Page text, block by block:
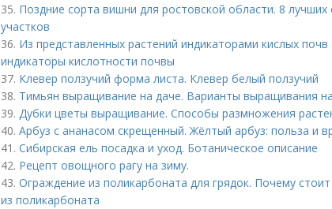
35. Поздние сорта вишни для ростовской области. 8
участков
36. Из представленных растений индикаторами кислых
индикаторы кислотности почвы
37. Клевер ползучий форма листа. Клевер белый ползучий
38. Тимьян выращивание на даче. Варианты выращивания
39. Дубки цветы выращивание. Способы размножения
40. Арбуз с ананасом скрещенный. Жёлтый арбуз: польза и
41. Сибирская ель посадка и уход. Ботаническое описание
42. Рецепт овощного рагу на зиму.
43. Ограждение из поликарбоната для грядок. Почему
из поликарбоната